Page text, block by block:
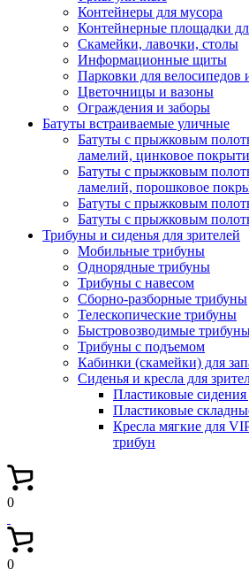
Контейнеры для мусора
Контейнерные площадки
Скамейки, лавочки, столы
Информационные щиты
Парковки для велосипедов
Цветочницы и вазоны
Ограждения и заборы
Батуты встраиваемые уличные
Батуты с прыжковым
ламелий, цинковое
Батуты с прыжковым
ламелий, порошковое
Батуты с прыжковым
Батуты с прыжковым
Трибуны и сиденья для зрителей
Мобильные трибуны
Однорядные трибуны
Трибуны с навесом
Сборно-разборные трибуны
Телескопические трибуны
Быстровозводимые
Трибуны с подъемом
Кабинки (скамейки) для
Сиденья и кресла для
Пластиковые сидения
Пластиковые
Кресла мягкие для
трибун
0
0